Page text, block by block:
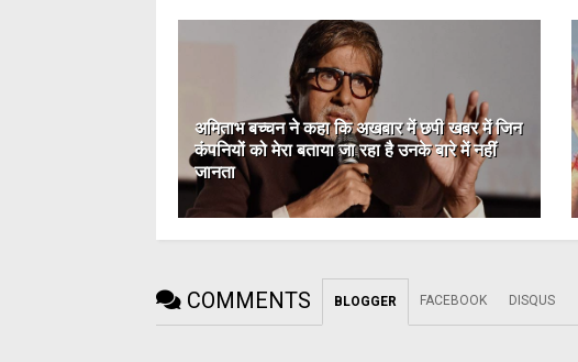
अमिताभ बच्चन ने कहा कि अखबार में छपी खबर में जिन
कंपनियों को मेरा बताया जा रहा है उनके बारे में नहीं
जानता
COMMENTS BLOGGER FACEBOOK DISQUS